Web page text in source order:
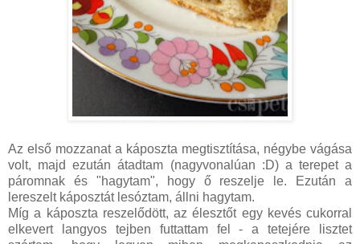
Az első mozzanat a káposzta megtisztítása, négybe vágása
volt, majd ezután átadtam (nagyvonalúan :D) a terepet a
páromnak és "hagytam", hogy ő reszelje le. Ezután a
lereszelt káposztát lesóztam, állni hagytam.
Míg a káposzta reszelődött, az élesztőt egy kevés cukorral
elkevert langyos tejben futtattam fel - a tetejére lisztet